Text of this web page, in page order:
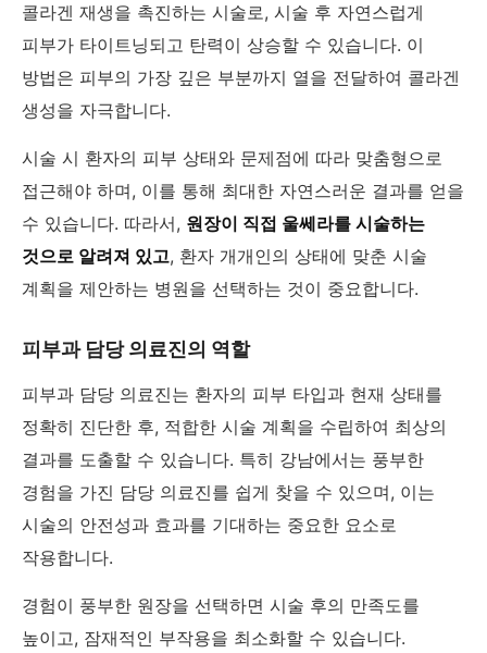
콜라겐 재생을 촉진하는 시술로, 시술 후 자연스럽게
피부가 타이트닝되고 탄력이 상승할 수 있습니다. 이
방법은 피부의 가장 깊은 부분까지 열을 전달하여 콜라겐
생성을 자극합니다.
시술 시 환자의 피부 상태와 문제점에 따라 맞춤형으로
접근해야 하며, 이를 통해 최대한 자연스러운 결과를 얻을
수 있습니다. 따라서, 원장이 직접 울쎄라를 시술하는
것으로 알려져 있고, 환자 개개인의 상태에 맞춘 시술
계획을 제안하는 병원을 선택하는 것이 중요합니다.
피부과 담당 의료진의 역할
피부과 담당 의료진는 환자의 피부 타입과 현재 상태를
정확히 진단한 후, 적합한 시술 계획을 수립하여 최상의
결과를 도출할 수 있습니다. 특히 강남에서는 풍부한
경험을 가진 담당 의료진를 쉽게 찾을 수 있으며, 이는
시술의 안전성과 효과를 기대하는 중요한 요소로
작용합니다.
경험이 풍부한 원장을 선택하면 시술 후의 만족도를
높이고, 잠재적인 부작용을 최소화할 수 있습니다.